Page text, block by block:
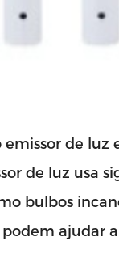
de luz
de luz usa
bulbos
ajudar